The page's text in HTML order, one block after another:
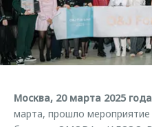
Страхование
Кредитный калькулятор
Аксессуары
Оригинальные аксессуары
Руководства по
Клиентская поддержка
O&J Автоклуб
Приложение O&J
Обратная связь
Москва, 20 марта 2025 года
марта, прошло